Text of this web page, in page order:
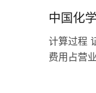
中国化
计算过程
费用占营